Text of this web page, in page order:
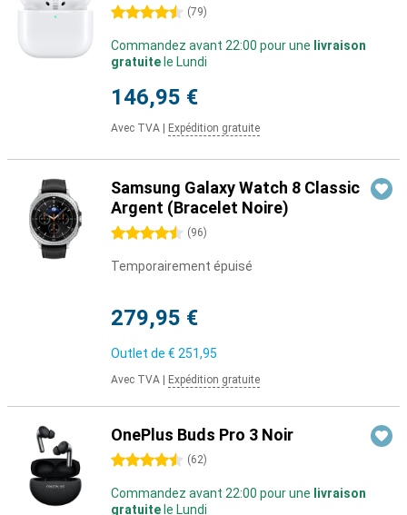
4.5 étoiles (79)
Commandez avant 22:00 pour une livraison
gratuite le Lundi
146,95 €
Avec TVA Expédition gratuite
Samsung Galaxy Watch 8 Classic
Argent (Bracelet Noire)
4.5 étoiles (96)
Temporairement épuisé
279,95 €
Outlet de € 251,95
Avec TVA Expédition gratuite
OnePlus Buds Pro 3 Noir
4.5 étoiles (62)
Commandez avant 22:00 pour une livraison
gratuite le Lundi